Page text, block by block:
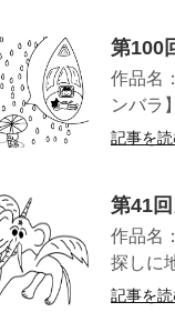
第100
作品名
ンバラ
記事を
第41
作品名
探しに
記事を